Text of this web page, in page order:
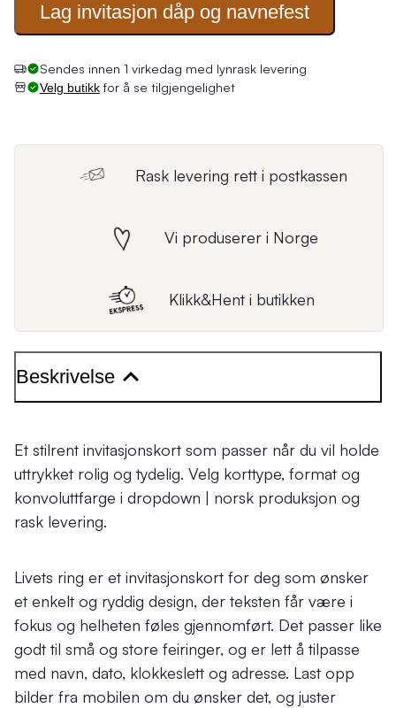
Lag invitasjon dåp og navnefest
Velg butikkfor å se tilgjengelighet
Rask levering rett i postkassen
Vi produserer i Norge
Klikk&Hent i butikken
Beskrivelse
Et stilrent invitasjonskort som passer når du vil holde
uttrykket rolig og tydelig. Velg korttype, format og
konvoluttfarge i dropdown | norsk produksjon og
rask levering.
Livets ring er et invitasjonskort for deg som ønsker
et enkelt og ryddig design, der teksten får være i
fokus og helheten føles gjennomført. Det passer like
godt til små og store feiringer, og er lett å tilpasse
med navn, dato, klokkeslett og adresse. Last opp
bilder fra mobilen om du ønsker det, og juster